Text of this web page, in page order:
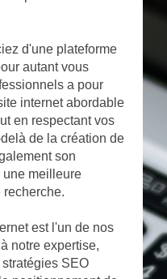
d'une plateforme
autant vous
a pour
internet abordable
en respectant vos
de la création de
son
une meilleure
est l'un de nos
notre expertise,
SEO